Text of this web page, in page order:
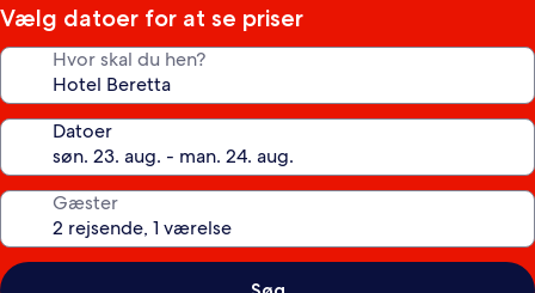
Vælg datoer for at se priser
Hvor skal du hen?
Datoer
Gæster